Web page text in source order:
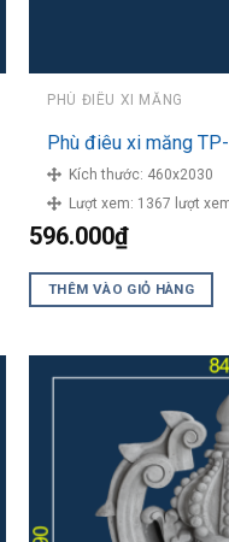
PHÙ ĐIÊU XI MĂNG
Phù điêu xi măng
Kích thước: 460x2030
Lượt xem: 1367 lượt
596.000₫
THÊM VÀO GIỎ HÀNG